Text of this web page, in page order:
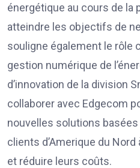
énergétique au cours de la
atteindre les objectifs de
souligne également le rôle
gestion numérique de
d’innovation de la division
collaborer avec Edgecom
nouvelles solutions basées
clients d’Amerique du
et réduire leurs coûts.